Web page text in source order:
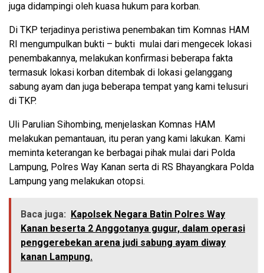
juga didampingi oleh kuasa hukum para korban.
Di TKP terjadinya peristiwa penembakan tim Komnas HAM
RI mengumpulkan bukti – bukti mulai dari mengecek lokasi
penembakannya, melakukan konfirmasi beberapa fakta
termasuk lokasi korban ditembak di lokasi gelanggang
sabung ayam dan juga beberapa tempat yang kami telusuri
di TKP.
Uli Parulian Sihombing, menjelaskan Komnas HAM
melakukan pemantauan, itu peran yang kami lakukan. Kami
meminta keterangan ke berbagai pihak mulai dari Polda
Lampung, Polres Way Kanan serta di RS Bhayangkara Polda
Lampung yang melakukan otopsi.
Baca juga:
Kapolsek Negara Batin Polres Way
Kanan beserta 2 Anggotanya gugur, dalam operasi
penggerebekan arena judi sabung ayam diway
kanan Lampung.